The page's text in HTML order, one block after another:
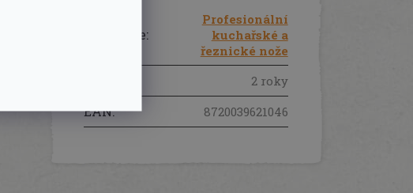
Kategorie:
Profesionální
kuchařské a
řeznické nože
2 roky
EAN: 8720039621046